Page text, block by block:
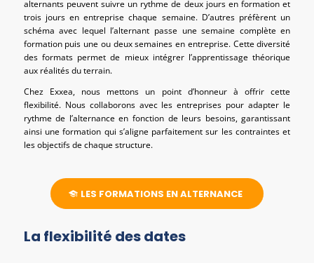
alternants peuvent suivre un rythme de deux jours en formation et
trois jours en entreprise chaque semaine. D’autres préfèrent un
schéma avec lequel l’alternant passe une semaine complète en
formation puis une ou deux semaines en entreprise. Cette diversité
des formats permet de mieux intégrer l’apprentissage théorique
aux réalités du terrain.
Chez Exxea, nous mettons un point d’honneur à offrir cette
flexibilité. Nous collaborons avec les entreprises pour adapter le
rythme de l’alternance en fonction de leurs besoins, garantissant
ainsi une formation qui s’aligne parfaitement sur les contraintes et
les objectifs de chaque structure.
LES FORMATIONS EN ALTERNANCE
La flexibilité des dates